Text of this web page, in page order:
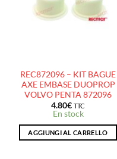
D’ENVIES
REC872096 – KIT BAGUE
AXE EMBASE DUOPROP
VOLVO PENTA 872096
4.80€ TTC
En stock
AGGIUNGI AL CARRELLO